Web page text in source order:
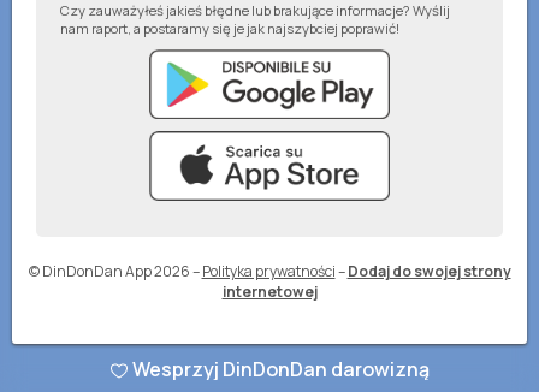
Czy zauważyłeś jakieś błędne lub brakujące informacje? Wyślij
nam raport, a postaramy się je jak najszybciej poprawić!
© DinDonDan App 2026– Polityka prywatności– Dodaj do swojej strony
internetowej
Wesprzyj DinDonDan darowizną